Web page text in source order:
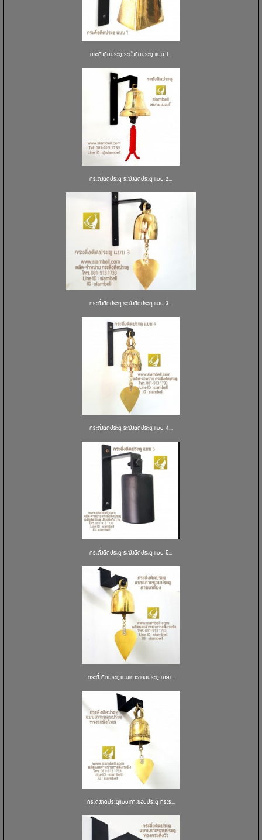
กระดิ่งติดประตู ระฆังติดประตู แบบ 1...
กระดิ่งติดประตู ระฆังติดประตู แบบ 2...
กระดิ่งติดประตู ระฆังติดประตู แบบ 3...
กระดิ่งติดประตู ระฆังติดประตู แบบ 4...
กระดิ่งติดประตู ระฆังติดประตู แบบ 5...
กระดิ่งติดประตูแบบเกาะขอบประตู ลายเ...
กระดิ่งติดประตูแบบเกาะขอบประตู ทรงร...